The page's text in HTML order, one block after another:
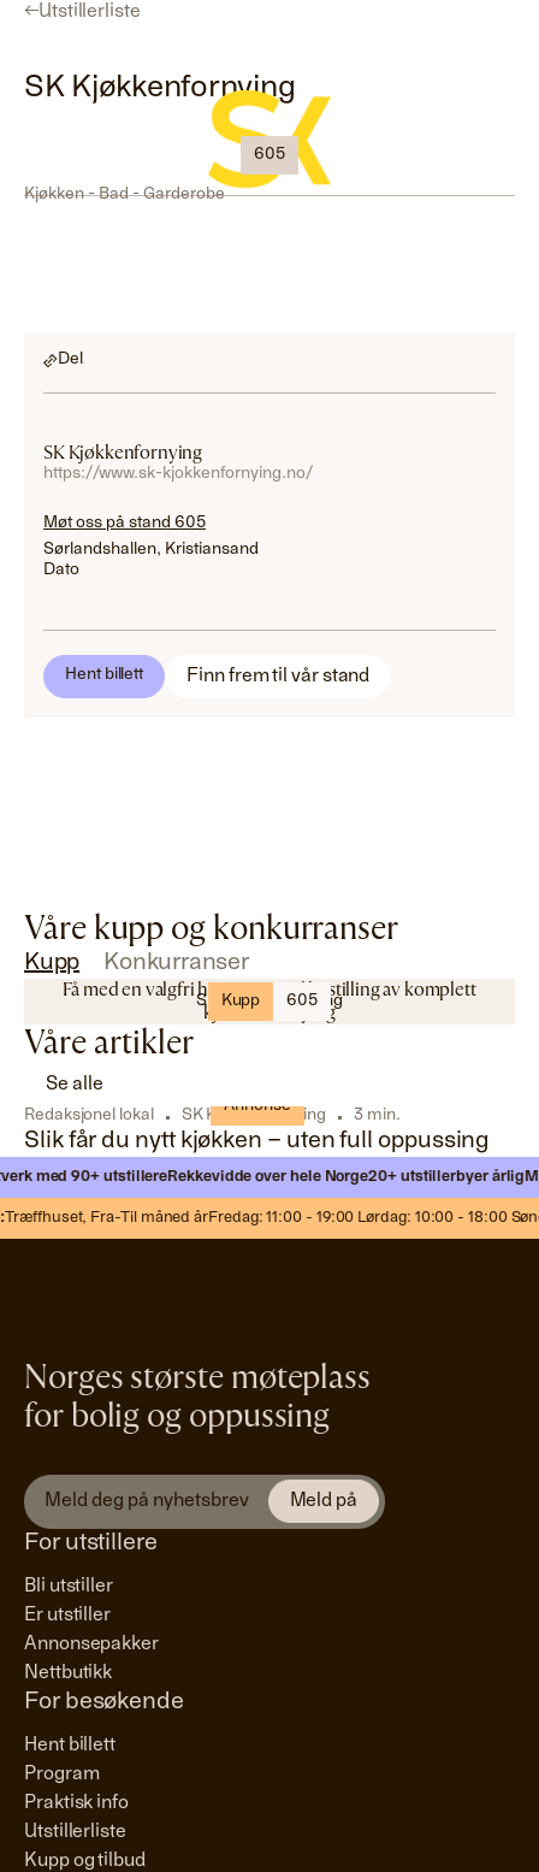
←Utstillerliste
SK Kjøkkenfornying
605
Kjøkken - Bad - Garderobe
Del
SK Kjøkkenfornying
https://www.sk-kjokkenfornying.no/
Møt oss på stand 605
Sørlandshallen, Kristiansand
Dato
Hent billett Finn frem til vår stand
Våre kupp og konkurranser
Kupp Konkurranser
Kupp 605
Få med en valgfri hvitevare ved bestilling av komplett
kjøkkenfornying
SK Kjøkkenfornying
Våre artikler
Se alle
Annonse
Redaksjonel lokal SK Kjøkkenfornying 3 min.
Slik får du nytt kjøkken – uten full oppussing
med 90+ utstillereRekkevidde over hele Norge20+ utstillerbyer årlig
Fra-Til måned årFredag: 11:00 - 19:00 Lørdag: 10:00 - 18:00
Norges største møteplass
for bolig og oppussing
For utstillere
Bli utstiller
Er utstiller
Annonsepakker
Nettbutikk
For besøkende
Hent billett
Program
Praktisk info
Utstillerliste
Kupp og tilbud